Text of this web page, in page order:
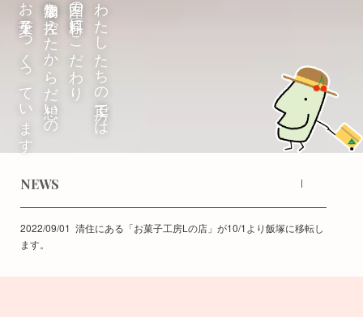
わたしたちの工房では
国産の原料にこだわり
添加物を控えたからだ想いの
お菓子をつくっています
NEWS
2022/09/01 清住にある「お菓子工房Lの店」が10/1より飯塚に移転し
ます。